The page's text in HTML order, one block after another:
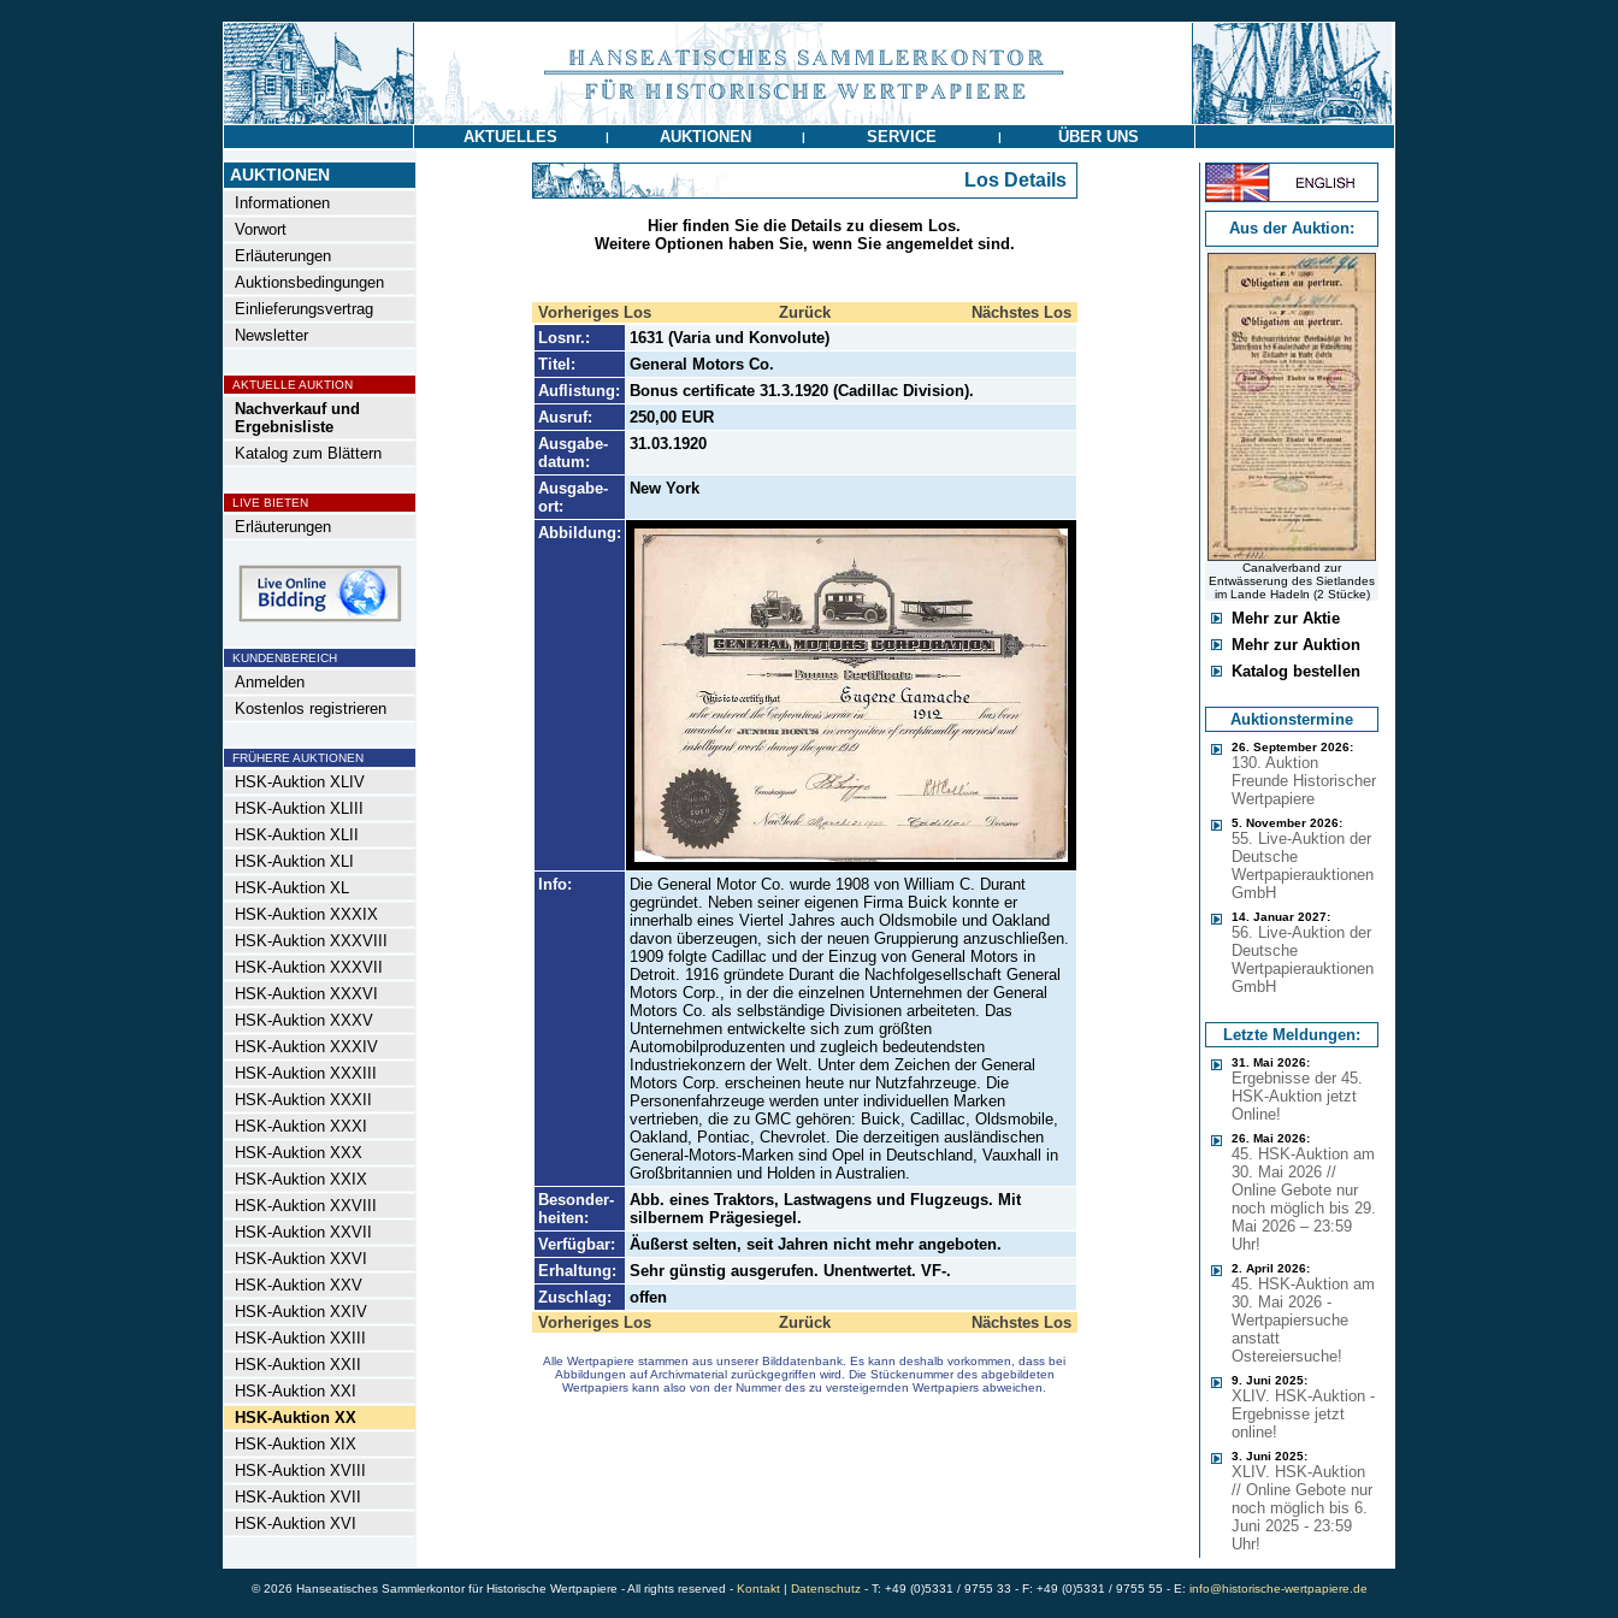
AKTUELLES | AUKTIONEN | SERVICE | ÜBER UNS
AUKTIONEN
Informationen
Vorwort
Erläuterungen
Auktionsbedingungen
Einlieferungsvertrag
Newsletter
AKTUELLE AUKTION
Nachverkauf und
Ergebnisliste
Katalog zum Blättern
LIVE BIETEN
Erläuterungen
KUNDENBEREICH
Anmelden
Kostenlos registrieren
FRÜHERE AUKTIONEN
HSK-Auktion XLIV
HSK-Auktion XLIII
HSK-Auktion XLII
HSK-Auktion XLI
HSK-Auktion XL
HSK-Auktion XXXIX
HSK-Auktion XXXVIII
HSK-Auktion XXXVII
HSK-Auktion XXXVI
HSK-Auktion XXXV
HSK-Auktion XXXIV
HSK-Auktion XXXIII
HSK-Auktion XXXII
HSK-Auktion XXXI
HSK-Auktion XXX
HSK-Auktion XXIX
HSK-Auktion XXVIII
HSK-Auktion XXVII
HSK-Auktion XXVI
HSK-Auktion XXV
HSK-Auktion XXIV
HSK-Auktion XXIII
HSK-Auktion XXII
HSK-Auktion XXI
HSK-Auktion XX
HSK-Auktion XIX
HSK-Auktion XVIII
HSK-Auktion XVII
HSK-Auktion XVI
Los Details
Hier finden Sie die Details zu diesem Los.
Weitere Optionen haben Sie, wenn Sie angemeldet sind.
Vorheriges Los Zurück
Nächstes Los
Losnr.:
1631 (Varia und Konvolute)
Titel:
General Motors Co.
Auflistung:
Bonus certificate 31.3.1920 (Cadillac Division).
Ausruf:
250,00 EUR
Ausgabe-
datum:
31.03.1920
Ausgabe-
ort:
New York
Abbildung:
Info:
Die General Motor Co. wurde 1908 von William C. Durant
gegründet. Neben seiner eigenen Firma Buick konnte er
innerhalb eines Viertel Jahres auch Oldsmobile und Oakland
davon überzeugen, sich der neuen Gruppierung anzuschließen.
1909 folgte Cadillac und der Einzug von General Motors in
Detroit. 1916 gründete Durant die Nachfolgesellschaft General
Motors Corp., in der die einzelnen Unternehmen der General
Motors Co. als selbständige Divisionen arbeiteten. Das
Unternehmen entwickelte sich zum größten
Automobilproduzenten und zugleich bedeutendsten
Industriekonzern der Welt. Unter dem Zeichen der General
Motors Corp. erscheinen heute nur Nutzfahrzeuge. Die
Personenfahrzeuge werden unter individuellen Marken
vertrieben, die zu GMC gehören: Buick, Cadillac, Oldsmobile,
Oakland, Pontiac, Chevrolet. Die derzeitigen ausländischen
General-Motors-Marken sind Opel in Deutschland, Vauxhall in
Großbritannien und Holden in Australien.
Besonder-
heiten:
Abb. eines Traktors, Lastwagens und Flugzeugs. Mit
silbernem Prägesiegel.
Verfügbar:
Äußerst selten, seit Jahren nicht mehr angeboten.
Erhaltung:
Sehr günstig ausgerufen. Unentwertet. VF-.
Zuschlag:
offen
Vorheriges Los
Zurück Nächstes Los
Alle Wertpapiere stammen aus unserer Bilddatenbank. Es kann deshalb vorkommen, dass bei
Abbildungen auf Archivmaterial zurückgegriffen wird. Die Stückenummer des abgebildeten
Wertpapiers kann also von der Nummer des zu versteigernden Wertpapiers abweichen.
Aus der Auktion:
Canalverband zur
Entwässerung des Sietlandes
im Lande Hadeln (2 Stücke)
Mehr zur Aktie
Mehr zur Auktion
Katalog bestellen
Auktionstermine
26. September 2026:
130. Auktion
Freunde Historischer
Wertpapiere
5. November 2026:
55. Live-Auktion der
Deutsche
Wertpapierauktionen
GmbH
14. Januar 2027:
56. Live-Auktion der
Deutsche
Wertpapierauktionen
GmbH
Letzte Meldungen:
31. Mai 2026:
Ergebnisse der 45.
HSK-Auktion jetzt
Online!
26. Mai 2026:
45. HSK-Auktion am
30. Mai 2026 //
Online Gebote nur
noch möglich bis 29.
Mai 2026 – 23:59
Uhr!
2. April 2026:
45. HSK-Auktion am
30. Mai 2026 -
Wertpapiersuche
anstatt
Ostereiersuche!
9. Juni 2025:
XLIV. HSK-Auktion -
Ergebnisse jetzt
online!
3. Juni 2025:
XLIV. HSK-Auktion
// Online Gebote nur
noch möglich bis 6.
Juni 2025 - 23:59
Uhr!
© 2026 Hanseatisches Sammlerkontor für Historische Wertpapiere - All rights reserved - Kontakt| Datenschutz- T: +49 (0)5331 / 9755 33 - F: +49 (0)5331 / 9755 55 - E: info@historische-wertpapiere.de